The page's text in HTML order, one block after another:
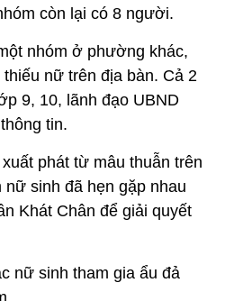
còn lại có 8 người.
nhóm ở phường khác,
nữ trên địa bàn. Cả 2
9, 10, lãnh đạo UBND
tin.
phát từ mâu thuẫn trên
nữ sinh đã hẹn gặp nhau
Khát Chân để giải quyết
nữ sinh tham gia ẩu đả